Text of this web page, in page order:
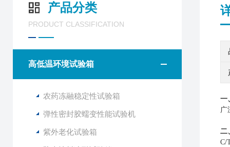
产品分类
PRODUCT CLASSIFICATION
高低温环境试验箱
农药冻融稳定性试验箱
弹性密封胶蠕变性能试验机
紫外老化试验箱
一
广
二
C/